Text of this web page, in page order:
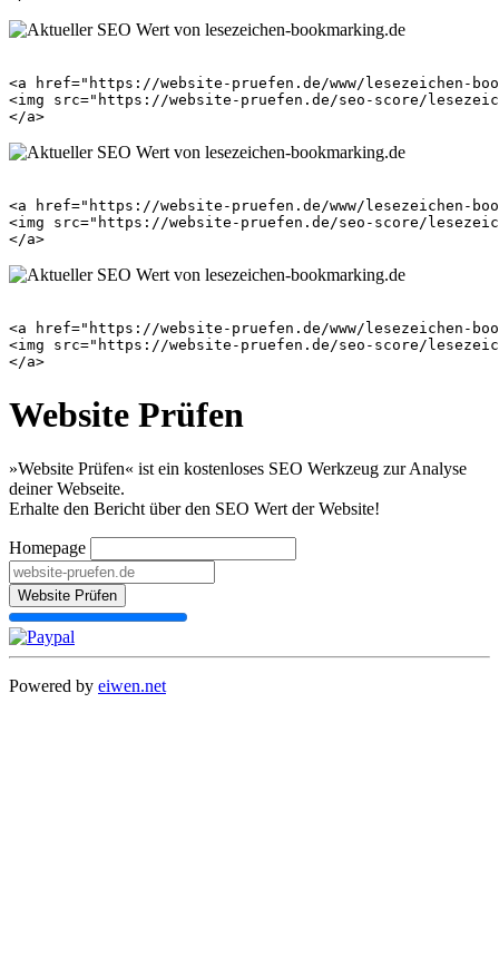
<a href="https://website-pruefen.de/www/lesezeichen-
<img src="https://website-pruefen.de/seo-score/
<a href="https://website-pruefen.de/www/lesezeichen-
<img src="https://website-pruefen.de/seo-score/
<a href="https://website-pruefen.de/www/lesezeichen-
<img src="https://website-pruefen.de/seo-score/
Website Prüfen
»Website Prüfen« ist ein kostenloses SEO Werkzeug zur Analyse
deiner Webseite.
Erhalte den Bericht über den SEO Wert der Website!
Homepage
Website Prüfen
Powered by eiwen.net